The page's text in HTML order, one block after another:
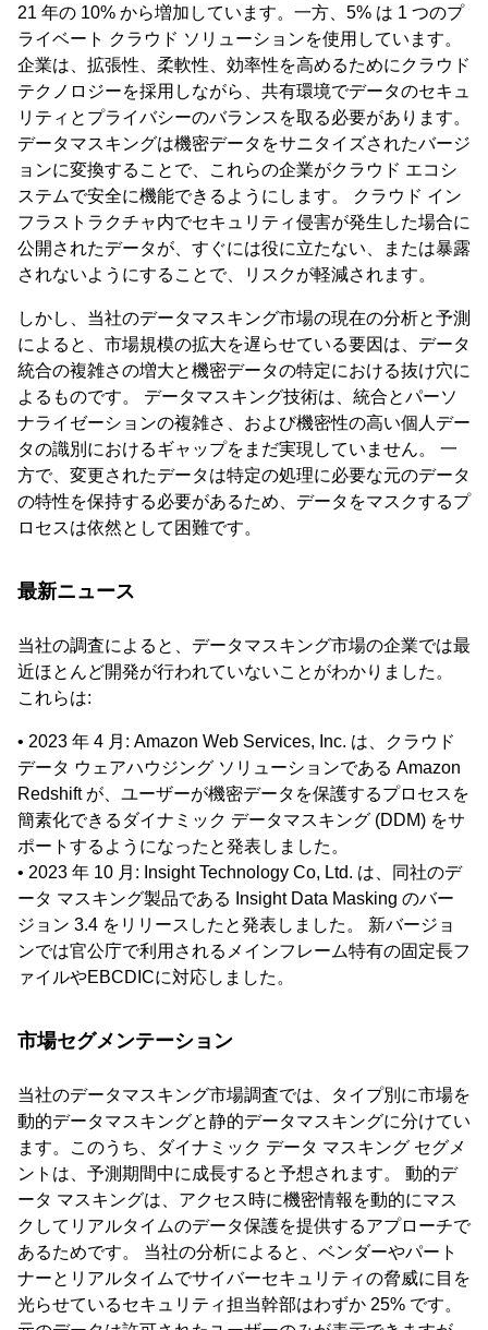
21 年の 10% から増加しています。一方、5% は 1 つのプ
ライベート クラウド ソリューションを使用しています。
企業は、拡張性、柔軟性、効率性を高めるためにクラウド
テクノロジーを採用しながら、共有環境でデータのセキュ
リティとプライバシーのバランスを取る必要があります。
データマスキングは機密データをサニタイズされたバージ
ョンに変換することで、これらの企業がクラウド エコシ
ステムで安全に機能できるようにします。 クラウド イン
フラストラクチャ内でセキュリティ侵害が発生した場合に
公開されたデータが、すぐには役に立たない、または暴露
されないようにすることで、リスクが軽減されます。
しかし、当社のデータマスキング市場の現在の分析と予測
によると、市場規模の拡大を遅らせている要因は、データ
統合の複雑さの増大と機密データの特定における抜け穴に
よるものです。 データマスキング技術は、統合とパーソ
ナライゼーションの複雑さ、および機密性の高い個人デー
タの識別におけるギャップをまだ実現していません。 一
方で、変更されたデータは特定の処理に必要な元のデータ
の特性を保持する必要があるため、データをマスクするプ
ロセスは依然として困難です。
最新ニュース
当社の調査によると、データマスキング市場の企業では最
近ほとんど開発が行われていないことがわかりました。
これらは:
• 2023 年 4 月: Amazon Web Services, Inc. は、クラウド
データ ウェアハウジング ソリューションである Amazon
Redshift が、ユーザーが機密データを保護するプロセスを
簡素化できるダイナミック データマスキング (DDM) をサ
ポートするようになったと発表しました。
• 2023 年 10 月: Insight Technology Co, Ltd. は、同社のデ
ータ マスキング製品である Insight Data Masking のバー
ジョン 3.4 をリリースしたと発表しました。 新バージョ
ンでは官公庁で利用されるメインフレーム特有の固定長フ
ァイルやEBCDICに対応しました。
市場セグメンテーション
当社のデータマスキング市場調査では、タイプ別に市場を
動的データマスキングと静的データマスキングに分けてい
ます。このうち、ダイナミック データ マスキング セグメ
ントは、予測期間中に成長すると予想されます。 動的デ
ータ マスキングは、アクセス時に機密情報を動的にマス
クしてリアルタイムのデータ保護を提供するアプローチで
あるためです。 当社の分析によると、ベンダーやパート
ナーとリアルタイムでサイバーセキュリティの脅威に目を
光らせているセキュリティ担当幹部はわずか 25% です。